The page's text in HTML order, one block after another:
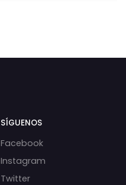
SÍGUENOS
Facebook
Instagram
Twitter